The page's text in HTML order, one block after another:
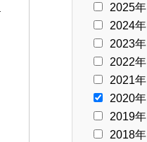
2025年
2024年
2023年
2022年
2021年
2020年
2019年
2018年